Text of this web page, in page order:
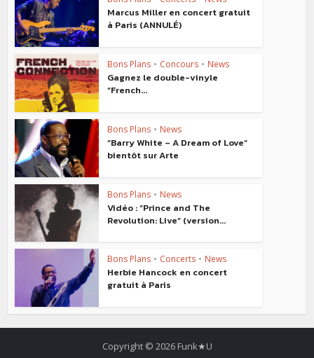
Marcus Miller en concert gratuit
à Paris (ANNULÉ)
Bons Plans • Concours • News
Gagnez le double-vinyle
“French...
Bons Plans • News
“Barry White – A Dream of Love“
bientôt sur Arte
Bons Plans • News
Vidéo : “Prince and The
Revolution: Live“ (version...
Bons Plans • Concerts • News
Herbie Hancock en concert
gratuit à Paris
Copyright © 2026 Funk★U